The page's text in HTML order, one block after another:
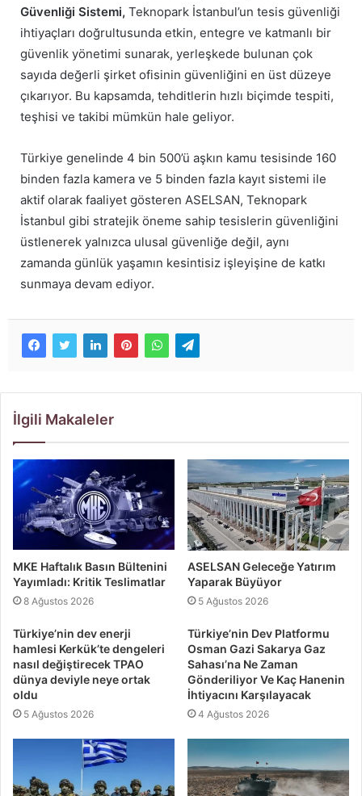
Güvenliği Sistemi, Teknopark İstanbul’un tesis güvenliği
ihtiyaçları doğrultusunda etkin, entegre ve katmanlı bir
güvenlik yönetimi sunarak, yerleşkede bulunan çok
sayıda değerli şirket ofisinin güvenliğini en üst düzeye
çıkarıyor. Bu kapsamda, tehditlerin hızlı biçimde tespiti,
teşhisi ve takibi mümkün hale geliyor.
Türkiye genelinde 4 bin 500’ü aşkın kamu tesisinde 160
binden fazla kamera ve 5 binden fazla kayıt sistemi ile
aktif olarak faaliyet gösteren ASELSAN, Teknopark
İstanbul gibi stratejik öneme sahip tesislerin güvenliğini
üstlenerek yalnızca ulusal güvenliğe değil, aynı
zamanda günlük yaşamın kesintisiz işleyişine de katkı
sunmaya devam ediyor.
İlgili Makaleler
MKE Haftalık Basın Bültenini
Yayımladı: Kritik Teslimatlar
8 Ağustos 2026
ASELSAN Geleceğe Yatırım
Yaparak Büyüyor
5 Ağustos 2026
Türkiye’nin dev enerji
hamlesi Kerkük’te dengeleri
nasıl değiştirecek TPAO
dünya deviyle neye ortak
oldu
5 Ağustos 2026
Türkiye’nin Dev Platformu
Osman Gazi Sakarya Gaz
Sahası’na Ne Zaman
Gönderiliyor Ve Kaç Hanenin
İhtiyacını Karşılayacak
4 Ağustos 2026